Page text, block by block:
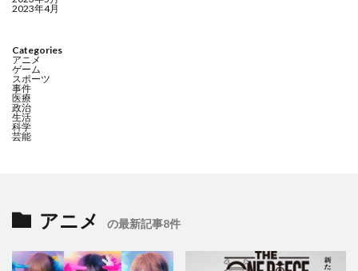
2023年4月
Categories
アニメ
ゲーム
スポーツ
事件
医療
政治
生活
科学
芸能
アニメ の最新記事8件